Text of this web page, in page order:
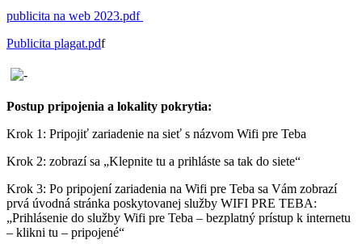
publicita na web 2023.pdf
Publicita plagat.pdf
Postup pripojenia a lokality pokrytia:
Krok 1: Pripojiť zariadenie na sieť s názvom Wifi pre Teba
Krok 2: zobrazí sa „Klepnite tu a prihláste sa tak do siete“
Krok 3: Po pripojení zariadenia na Wifi pre Teba sa Vám zobrazí
prvá úvodná stránka poskytovanej služby WIFI PRE TEBA:
„Prihlásenie do služby Wifi pre Teba – bezplatný prístup k internetu
– klikni tu – pripojené“